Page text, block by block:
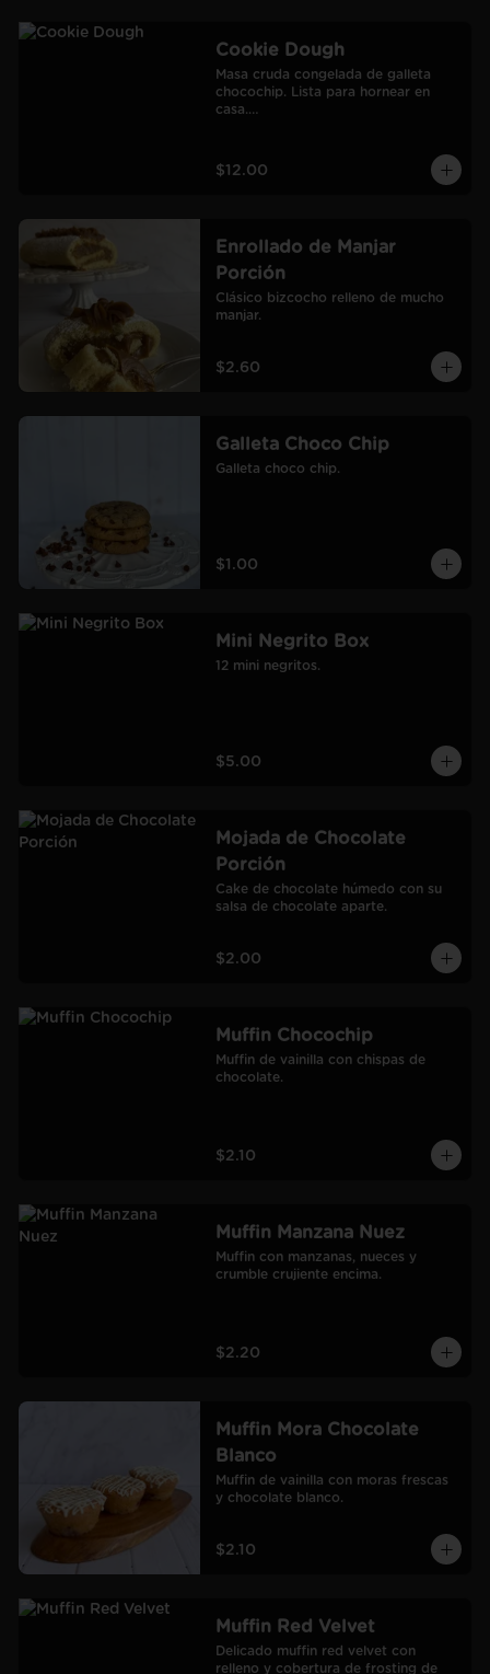
Cookie Dough
Masa cruda congelada de galleta
chocochip. Lista para hornear en
casa.
60 galletas pequeñas.
$12.00
Enrollado de Manjar
Porción
Clásico bizcocho relleno de mucho
manjar.
$2.60
Galleta Choco Chip
Galleta choco chip.
$1.00
Mini Negrito Box
12 mini negritos.
$5.00
Mojada de Chocolate
Porción
Cake de chocolate húmedo con su
salsa de chocolate aparte.
$2.00
Muffin Chocochip
Muffin de vainilla con chispas de
chocolate.
$2.10
Muffin Manzana Nuez
Muffin con manzanas, nueces y
crumble crujiente encima.
$2.20
Muffin Mora Chocolate
Blanco
Muffin de vainilla con moras frescas
y chocolate blanco.
$2.10
Muffin Red Velvet
Delicado muffin red velvet con
relleno y cobertura de frosting de